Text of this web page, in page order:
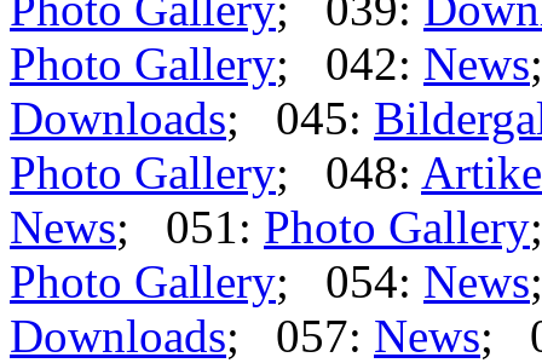
Photo Gallery; 042: News
Downloads; 045:
Photo Gallery; 048:
News; 051: Photo Gallery
Photo Gallery; 054: News
Downloads; 057: News;